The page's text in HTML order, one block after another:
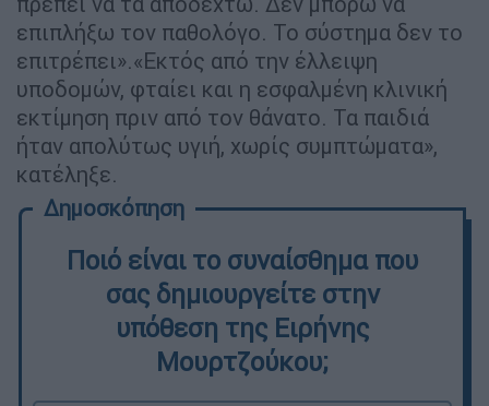
επιπλήξω τον παθολόγο. Το σύστημα δεν το
επιτρέπει».«Εκτός από την έλλειψη
υποδομών, φταίει και η εσφαλμένη κλινική
εκτίμηση πριν από τον θάνατο. Τα παιδιά
ήταν απολύτως υγιή, χωρίς συμπτώματα»,
κατέληξε.
Ποιό είναι το συναίσθημα που
σας δημιουργείτε στην
υπόθεση της Ειρήνης
Μουρτζούκου;